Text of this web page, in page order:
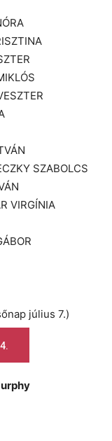
SZABOLCS
VIRGÍNIA
július 7.)